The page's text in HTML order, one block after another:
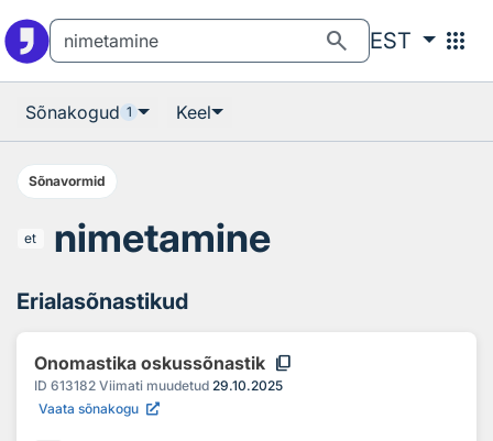
search EST apps
Sõnakogud 1 Keel
Sõnavormid
et nimetamine
Erialasõnastikud
Onomastika oskussõnastik content_copy
ID 613182 Viimati muudetud 29.10.2025
Vaata sõnakogu